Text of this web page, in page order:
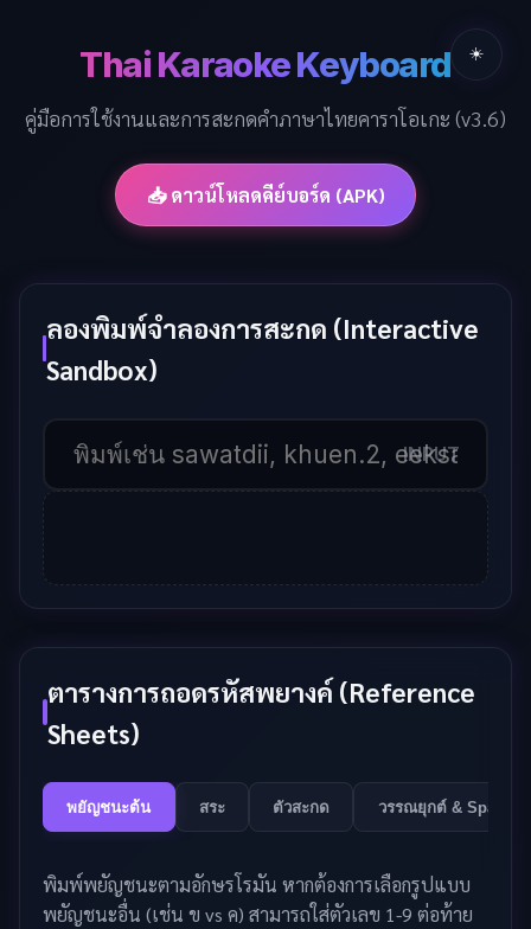
☀️
Thai Karaoke Keyboard
คู่มือการใช้งานและการสะกดคำภาษาไทยคาราโอเกะ (v3.6)
📥 ดาวน์โหลดคีย์บอร์ด (APK)
ลองพิมพ์จำลองการสะกด (Interactive
Sandbox)
INPUT
ตารางการถอดรหัสพยางค์ (Reference
Sheets)
พยัญชนะต้น สระ ตัวสะกด วรรณยุกต์ &
พิมพ์พยัญชนะตามอักษรโรมัน หากต้องการเลือกรูปแบบ
พยัญชนะอื่น (เช่น ข vs ค) สามารถใส่ตัวเลข 1-9 ต่อท้าย